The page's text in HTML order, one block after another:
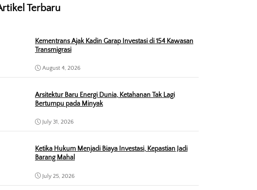
Terbaru
Kementrans Ajak Kadin Garap Investasi di 154 Kawasan
Transmigrasi
August 4, 2026
Arsitektur Baru Energi Dunia, Ketahanan Tak Lagi
Bertumpu pada Minyak
July 31, 2026
Ketika Hukum Menjadi Biaya Investasi, Kepastian Jadi
Barang Mahal
July 25, 2026